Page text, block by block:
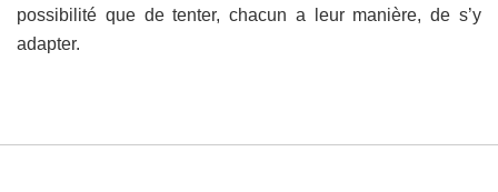
possibilité que de tenter, chacun a leur manière, de s’y
adapter.